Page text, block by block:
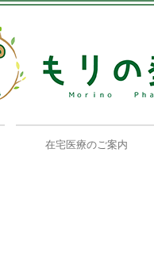
在宅医療のご案内